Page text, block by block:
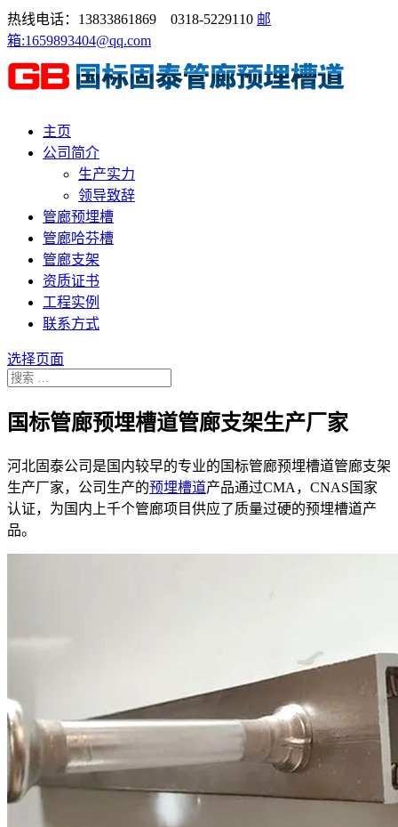
热线电话：13833861869 0318-5229110 邮
箱:1659893404@qq.com
主页
公司简介
生产实力
领导致辞
管廊预埋槽
管廊哈芬槽
管廊支架
资质证书
工程实例
联系方式
选择页面
国标管廊预埋槽道管廊支架生产厂家
河北固泰公司是国内较早的专业的国标管廊预埋槽道管廊支架
生产厂家，公司生产的预埋槽道产品通过CMA，CNAS国家
认证，为国内上千个管廊项目供应了质量过硬的预埋槽道产
品。